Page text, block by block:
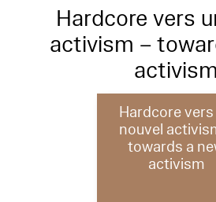
Hardcore vers
activism –
activism
Hardcore vers
nouvel
towards a
activism